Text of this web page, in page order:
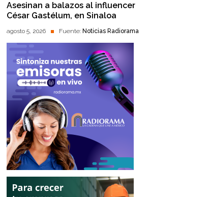
Asesinan a balazos al influencer
César Gastélum, en Sinaloa
agosto 5, 2026 Fuente: Noticias Radiorama